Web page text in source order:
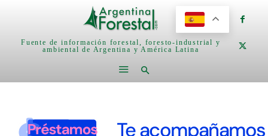
Fuente de información forestal, foresto-industrial y
ambiental de Argentina y América Latina